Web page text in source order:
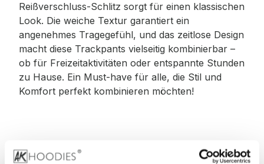
Reißverschluss-Schlitz sorgt für einen klassischen
Look. Die weiche Textur garantiert ein
angenehmes Tragegefühl, und das zeitlose Design
macht diese Trackpants vielseitig kombinierbar –
ob für Freizeitaktivitäten oder entspannte Stunden
zu Hause. Ein Must-have für alle, die Stil und
Komfort perfekt kombinieren möchten!
Material: